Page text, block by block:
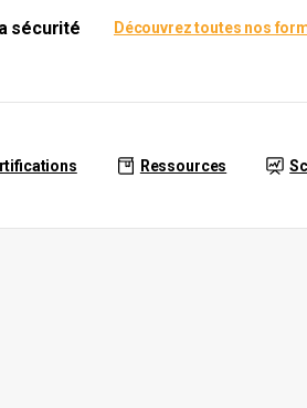
sécurité Découvrez toutes nos
Ressources